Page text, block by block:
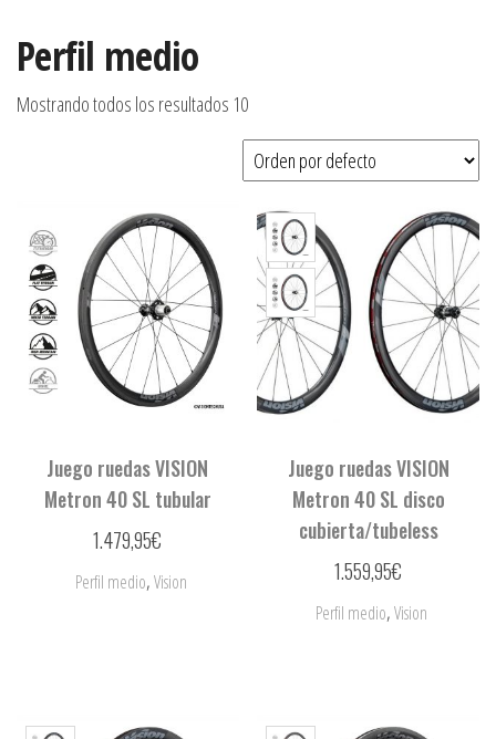
Perfil medio
Mostrando todos los resultados 10
Juego ruedas VISION
Metron 40 SL tubular
1.479,95€
Perfil medio,Vision
Juego ruedas VISION
Metron 40 SL disco
cubierta/tubeless
1.559,95€
Perfil medio,Vision